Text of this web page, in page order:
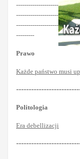
---------------------
---------------------
---------------------
---------
Prawo
Każde państwo musi
Politologia
Era debellizacji